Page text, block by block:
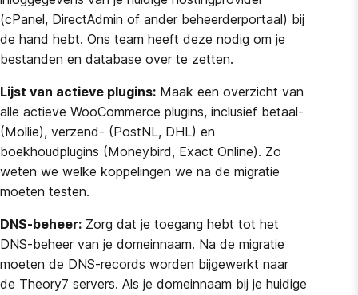
(cPanel, DirectAdmin of ander beheerderportaal) bij
de hand hebt. Ons team heeft deze nodig om je
bestanden en database over te zetten.
Lijst van actieve plugins: Maak een overzicht van
alle actieve WooCommerce plugins, inclusief betaal-
(Mollie), verzend- (PostNL, DHL) en
boekhoudplugins (Moneybird, Exact Online). Zo
weten we welke koppelingen we na de migratie
moeten testen.
DNS-beheer: Zorg dat je toegang hebt tot het
DNS-beheer van je domeinnaam. Na de migratie
moeten de DNS-records worden bijgewerkt naar
de Theory7 servers. Als je domeinnaam bij je huidige